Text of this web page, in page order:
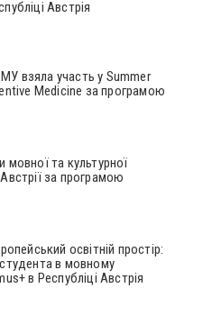
Австрія
взяла участь у Summer
Medicine за програмою
мовної та культурної
за програмою
освітній простір:
в мовному
в Республіці Австрія